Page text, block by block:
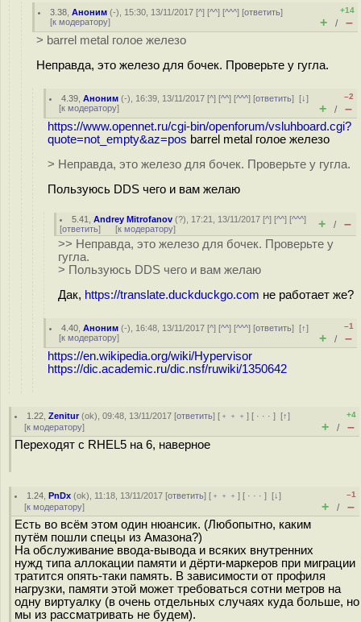
3.38 ,Аноним (-), 15:30, 13/11/2017 [^] [^^] [^^^] [ответить]
[к модератору]
+14
+ / –
> barrel metal голое железо
Неправда, это железо для бочек. Проверьте у гугла.
4.39 ,Аноним (-), 16:39, 13/11/2017 [^] [^^] [^^^] [ответить][↓]
[к модератору]
–2
+ / –
https://www.opennet.ru/cgi-bin/openforum/vsluhboard.cgi?
quote=not_empty&az=pos barrel metal голое железо
> Неправда, это железо для бочек. Проверьте у гугла.
Пользуюсь DDS чего и вам желаю
5.41 ,Andrey Mitrofanov (?), 17:21, 13/11/2017 [^] [^^] [^^^]
[ответить] [к модератору] + / –
>> Неправда, это железо для бочек. Проверьте у
гугла.
> Пользуюсь DDS чего и вам желаю
Дак, https://translate.duckduckgo.com не работает же?
4.40 ,Аноним (-), 16:48, 13/11/2017 [^] [^^] [^^^] [ответить][↑]
[к модератору]
–1
+ / –
https://en.wikipedia.org/wiki/Hypervisor
https://dic.academic.ru/dic.nsf/ruwiki/1350642
1.22 ,Zenitur(ok), 09:48, 13/11/2017 [ответить] [ ﹢﹢﹢] [ · · ·][↑]
[к модератору]
+4
+ / –
Переходят с RHEL5 на 6, наверное
1.24 ,PnDx (ok), 11:18, 13/11/2017 [ответить] [ ﹢﹢﹢] [ · · ·][↓]
[к модератору]
–1
+ / –
Есть во всём этом один нюансик. (Любопытно, каким
путём пошли спецы из Амазона?)
На обслуживание ввода-вывода и всяких внутренних
нужд типа аллокации памяти и дёрти-маркеров при миграции
тратится опять-таки память. В зависимости от профиля
нагрузки, памяти этой может требоваться сотни метров на
одну виртуалку (в очень отдельных случаях куда больше, но
мы из рассматривать не будем).